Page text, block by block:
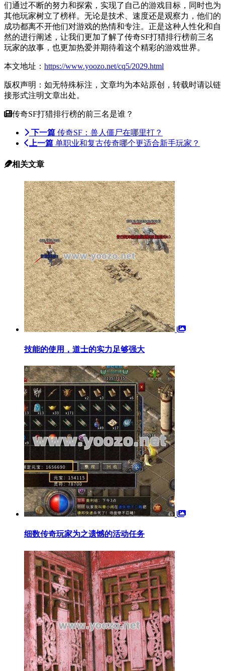
们通过不断的努力和探索，实现了自己的游戏目标，同时也为
其他玩家树立了榜样。无论是技术、速度还是观察力，他们的
成功都离不开他们对游戏的热情和专注。正是这种人性化和自
然的进行阐述，让我们更加了解了传奇SF打猎排行榜前三名
玩家的故事，也更加热爱并期待着这个精彩的游戏世界。
本文地址： https://www.yoozo.net/cq5/2029.html
版权声明：如无特殊标注，文章均为本站原创，转载时请以链
接形式注明文章出处。
传奇SF打猎排行榜的前三名是谁？
下一篇 传奇SF：兽人僵尸在哪里打？
上一篇 单职业和复古传奇哪个更适合新手玩家？
相关文章
技能的使用，道士的实力足够强大
细数传奇玩家为之遗憾的活动任务